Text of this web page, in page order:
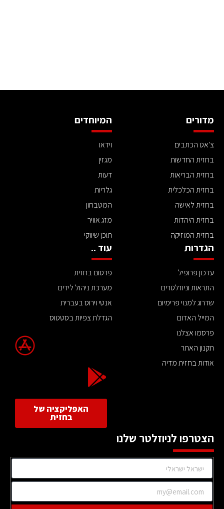
מדורים
צ'אט הכתבים
בחזית החדשות
בחזית הבריאות
בחזית הכלכלית
בחזית לאישה
בחזית היהדות
בחזית המוזיקה
המיוחדים
וידאו
מגזין
דעות
גלריות
המטבחון
מזג אוויר
תוכן שיווקי
הגדרות
עדכון פרופיל
התראות וניוזלטרים
שדרוג למנוי פרימיום
המייל האדום
פרסמו אצלנו
תקנון האתר
אודות בחזית מדיה
עוד ..
פרסום בחזית
מערכת ניהול לידים
אנטי וירוס בעברית
הגדלת צפיות בסטטוס
האפליקציה של
בחזית
הצטרפו לניוזלטר שלנו